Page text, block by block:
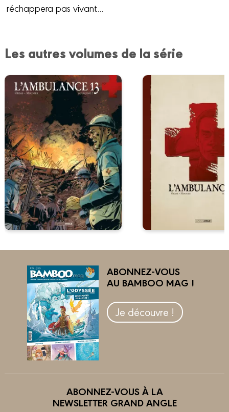
réchappera pas vivant...
Les autres volumes de la série
ABONNEZ-VOUS
AU BAMBOO MAG !
Je découvre !
ABONNEZ-VOUS À LA
NEWSLETTER GRAND ANGLE